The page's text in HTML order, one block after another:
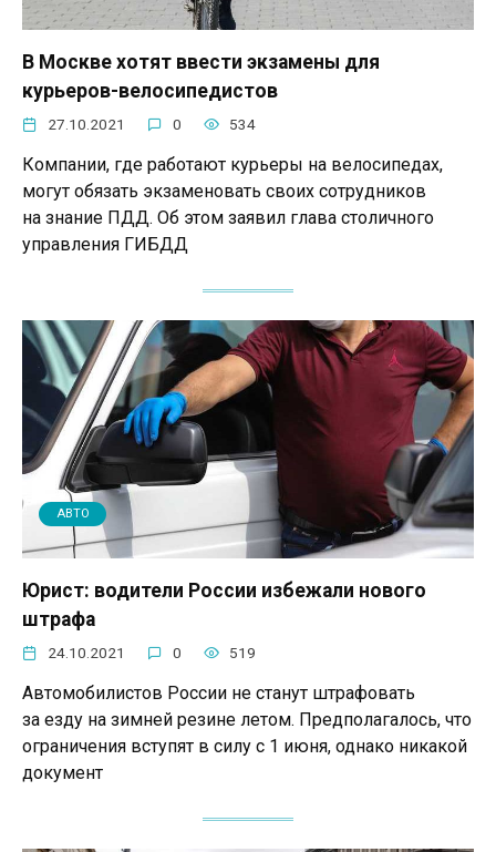
В Москве хотят ввести экзамены для
курьеров-велосипедистов
27.10.2021 0 534
Компании, где работают курьеры на велосипедах,
могут обязать экзаменовать своих сотрудников
на знание ПДД. Об этом заявил глава столичного
управления ГИБДД
АВТО
Юрист: водители России избежали нового
штрафа
24.10.2021 0 519
Автомобилистов России не станут штрафовать
за езду на зимней резине летом. Предполагалось, что
ограничения вступят в силу с 1 июня, однако никакой
документ